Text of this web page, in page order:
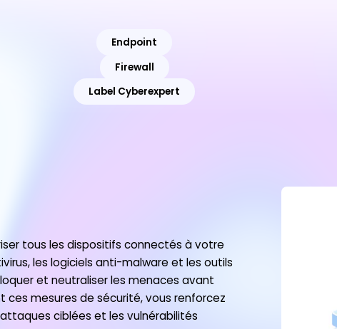
Endpoint
Firewall
Label Cyberexpert
tous les dispositifs connectés à votre
les logiciels anti-malware et les outils
et neutraliser les menaces avant
ces mesures de sécurité, vous renforcez
ciblées et les vulnérabilités